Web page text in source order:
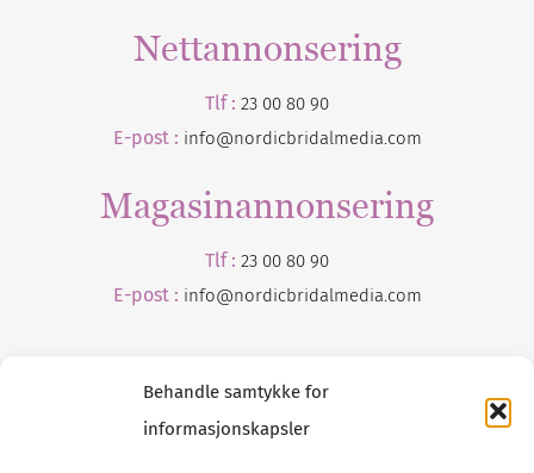
Behandle samtykke for
informasjonskapsler
Nettannonsering
Tlf : 23 00 80 90
E-post : info@nordicbridalmedia.com
Magasinannonsering
Tlf : 23 00 80 90
E-post : info@nordicbridalmedia.com